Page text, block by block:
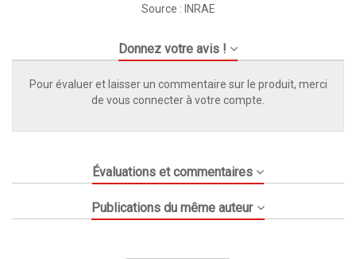
Source : INRAE
Donnez votre avis !
Pour évaluer et laisser un commentaire sur le produit, merci
de vous connecter à votre compte.
Évaluations et commentaires
Publications du même auteur